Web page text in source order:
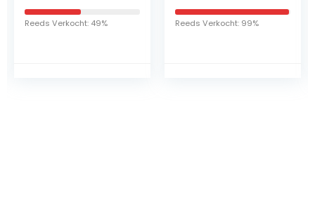
Reeds Verkocht: 99% Reeds Verkocht: 42%